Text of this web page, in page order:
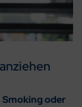
Smoking oder